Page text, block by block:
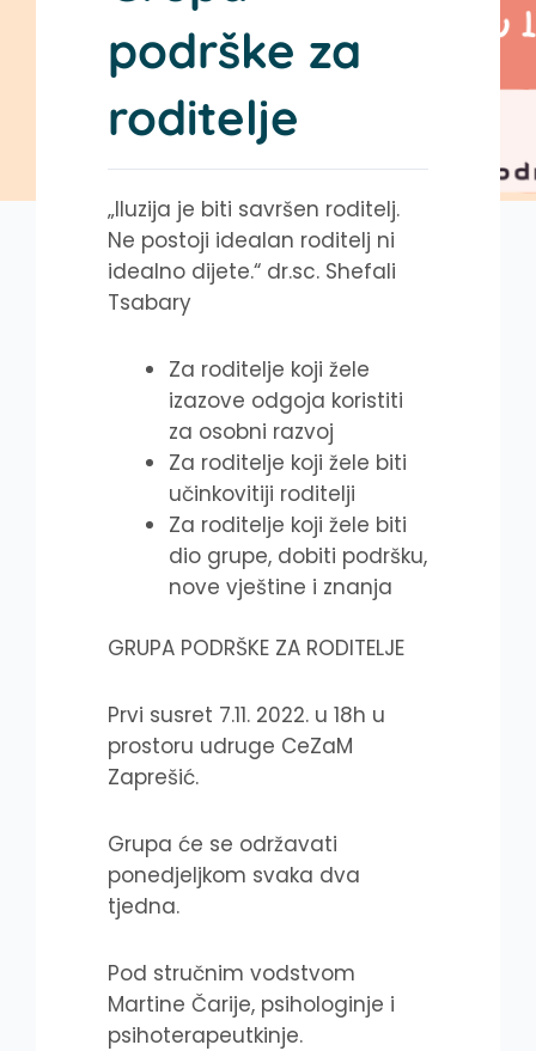
podrške za
roditelje
„Iluzija je biti savršen roditelj.
Ne postoji idealan roditelj ni
idealno dijete.“ dr.sc. Shefali
Tsabary
Za roditelje koji žele
izazove odgoja koristiti
za osobni razvoj
Za roditelje koji žele biti
učinkovitiji roditelji
Za roditelje koji žele biti
dio grupe, dobiti podršku,
nove vještine i znanja
GRUPA PODRŠKE ZA RODITELJE
Prvi susret 7.11. 2022. u 18h u
prostoru udruge CeZaM
Zaprešić.
Grupa će se održavati
ponedjeljkom svaka dva
tjedna.
Pod stručnim vodstvom
Martine Čarije, psihologinje i
psihoterapeutkinje.